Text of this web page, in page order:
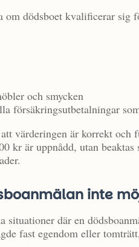
om dödsboet kvalificerar sig
och smycken
försäkringsutbetalningar
värderingen är korrekt
kr är uppnådd, utan
inte
situationer där en
fast egendom eller